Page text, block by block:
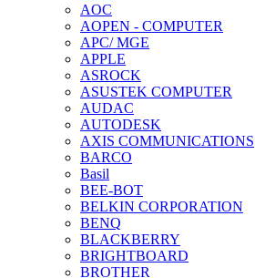
AOC
AOPEN - COMPUTER
APC/ MGE
APPLE
ASROCK
ASUSTEK COMPUTER
AUDAC
AUTODESK
AXIS COMMUNICATIONS
BARCO
Basil
BEE-BOT
BELKIN CORPORATION
BENQ
BLACKBERRY
BRIGHTBOARD
BROTHER